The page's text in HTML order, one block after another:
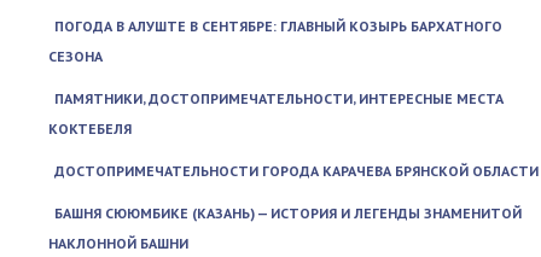
ПОГОДА В АЛУШТЕ В СЕНТЯБРЕ: ГЛАВНЫЙ КОЗЫРЬ БАРХАТНОГО
СЕЗОНА
ПАМЯТНИКИ, ДОСТОПРИМЕЧАТЕЛЬНОСТИ, ИНТЕРЕСНЫЕ МЕСТА
КОКТЕБЕЛЯ
ДОСТОПРИМЕЧАТЕЛЬНОСТИ ГОРОДА КАРАЧЕВА БРЯНСКОЙ ОБЛАСТИ
БАШНЯ СЮЮМБИКЕ (КАЗАНЬ) — ИСТОРИЯ И ЛЕГЕНДЫ ЗНАМЕНИТОЙ
НАКЛОННОЙ БАШНИ